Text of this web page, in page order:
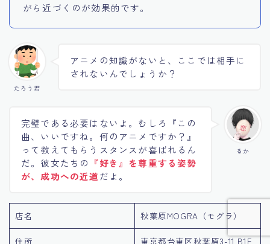
がら近づくのが効果的です。
たろう君
アニメの知識がないと、ここでは相手に
されないんでしょうか？
るか
完璧である必要はないよ。むしろ『この
曲、いいですね。何のアニメですか？』
って教えてもらうスタンスが喜ばれるん
だ。彼女たちの 『好き』を尊重する姿勢
が、成功への近道だよ。
店名 秋葉原MOGRA（モグラ）
住所 東京都台東区秋葉原3-11 B1F